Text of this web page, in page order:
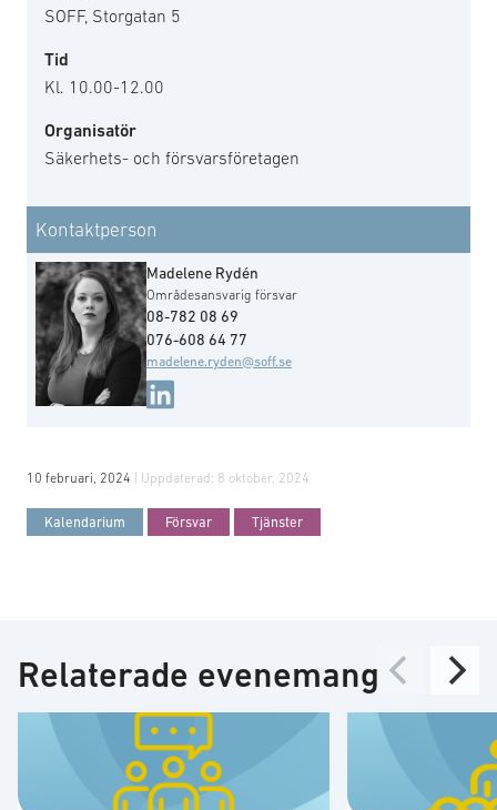
SOFF, Storgatan 5
Tid
Kl. 10.00-12.00
Organisatör
Säkerhets- och försvarsföretagen
Kontaktperson
Madelene Rydén
Områdesansvarig försvar
08-782 08 69
076-608 64 77
madelene.ryden@soff.se
10 februari, 2024 | Uppdaterad: 8 oktober, 2024
Kalendarium Försvar Tjänster
Relaterade evenemang